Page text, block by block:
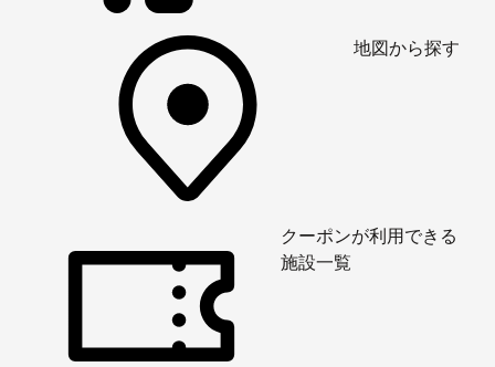
地図から探す
クーポンが利用できる
施設一覧